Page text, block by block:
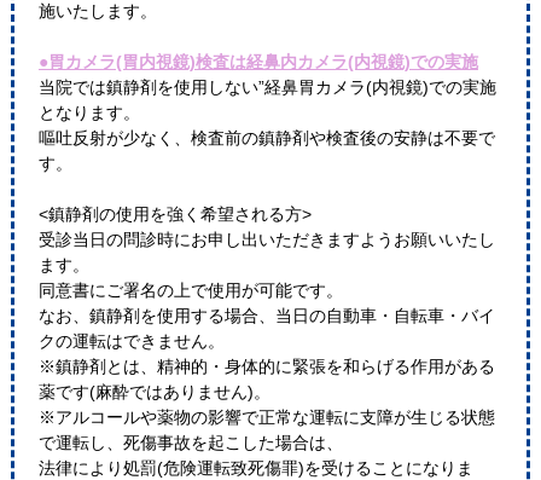
施いたします。
●胃カメラ(胃内視鏡)検査は経鼻内カメラ(内視鏡)での実施
当院では鎮静剤を使用しない”経鼻胃カメラ(内視鏡)での実施
となります。
嘔吐反射が少なく、検査前の鎮静剤や検査後の安静は不要で
す。
<鎮静剤の使用を強く希望される方>
受診当日の問診時にお申し出いただきますようお願いいたし
ます。
同意書にご署名の上で使用が可能です。
なお、鎮静剤を使用する場合、当日の自動車・自転車・バイ
クの運転はできません。
※鎮静剤とは、精神的・身体的に緊張を和らげる作用がある
薬です(麻酔ではありません)。
※アルコールや薬物の影響で正常な運転に支障が生じる状態
で運転し、死傷事故を起こした場合は、
法律により処罰(危険運転致死傷罪)を受けることになりま